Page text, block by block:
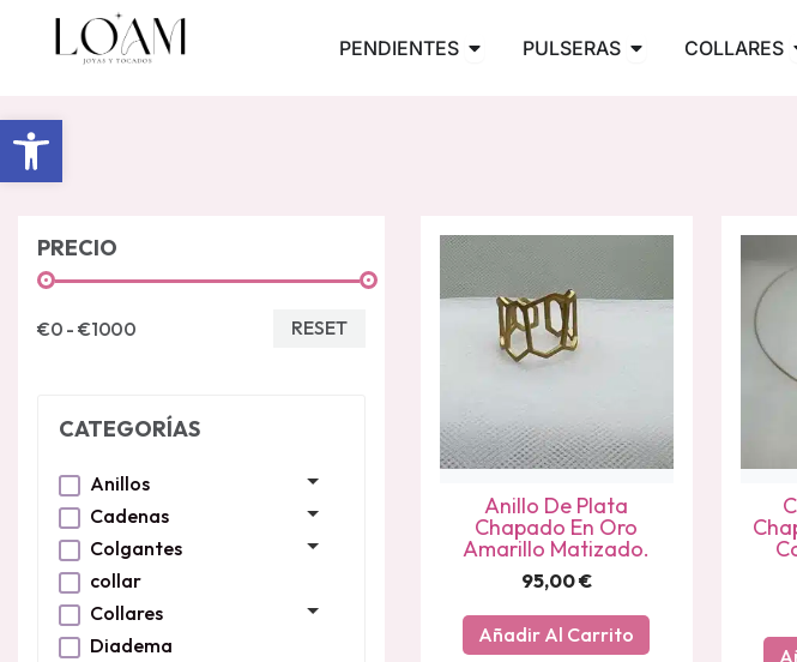
Abrir barra de herramientas
PENDIENTES Abrir PENDIENTES
PULSERAS Abrir PULSERAS
COLLARES
PRECIO
€0 - €1000 RESET
CATEGORÍAS
Anillos
Cadenas
Colgantes
collar
Collares
Diadema
Anillo De Plata
Chapado En Oro
Amarillo Matizado.
95,00€
Añadir Al Carrito